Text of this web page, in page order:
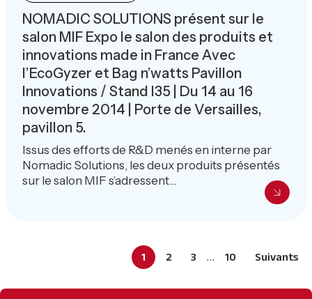
NOMADIC SOLUTIONS présent sur le
salon MIF Expo le salon des produits et
innovations made in France Avec
l’EcoGyzer et Bag n’watts Pavillon
Innovations / Stand I35 | Du 14 au 16
novembre 2014 | Porte de Versailles,
pavillon 5.
Issus des efforts de R&D menés en interne par
Nomadic Solutions, les deux produits présentés
sur le salon MIF s’adressent...
Page
1 Page
2 Page
3 Interim
omitted
… Page
10 Suivants